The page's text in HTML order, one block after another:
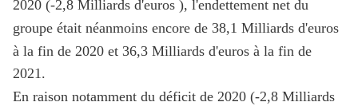
2020 (-2,8 Milliards d'euros ), l'endettement net du
groupe était néanmoins encore de 38,1 Milliards d'euros
à la fin de 2020 et 36,3 Milliards d'euros à la fin de
2021.
En raison notamment du déficit de 2020 (-2,8 Milliards